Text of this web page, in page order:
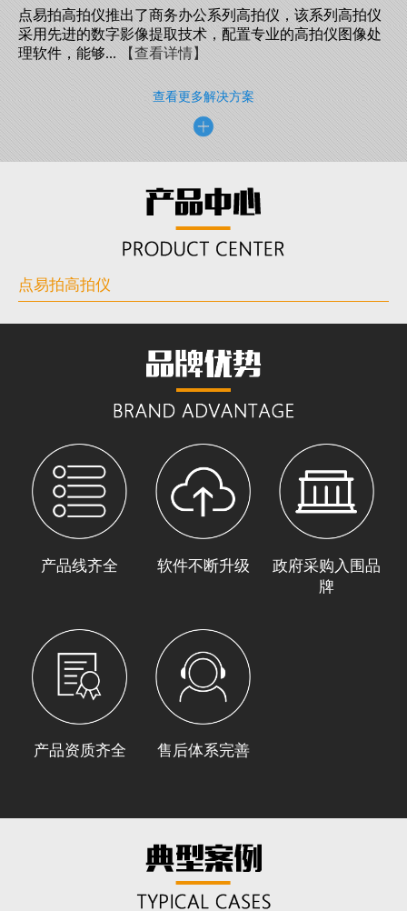
点易拍高拍仪推出了商务办公系列高拍仪，该系列高拍仪
采用先进的数字影像提取技术，配置专业的高拍仪图像处
理软件，能够...【查看详情】
查看更多解决方案
点易拍高拍仪
产品线齐全 软件不断升级
政府采购入围品
牌
产品资质齐全 售后体系完善